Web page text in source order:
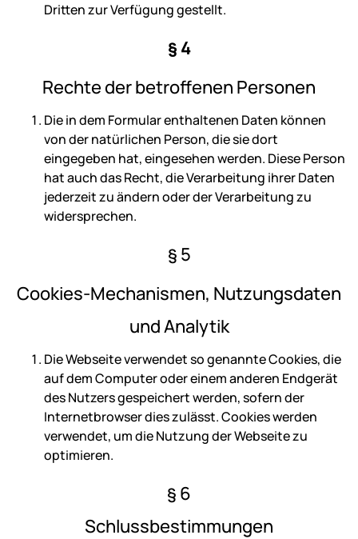
Dritten zur Verfügung gestellt.
§ 4
Rechte der betroffenen Personen
Die in dem Formular enthaltenen Daten können
von der natürlichen Person, die sie dort
eingegeben hat, eingesehen werden. Diese Person
hat auch das Recht, die Verarbeitung ihrer Daten
jederzeit zu ändern oder der Verarbeitung zu
widersprechen.
§ 5
Cookies-Mechanismen, Nutzungsdaten
und Analytik
Die Webseite verwendet so genannte Cookies, die
auf dem Computer oder einem anderen Endgerät
des Nutzers gespeichert werden, sofern der
Internetbrowser dies zulässt. Cookies werden
verwendet, um die Nutzung der Webseite zu
optimieren.
§ 6
Schlussbestimmungen